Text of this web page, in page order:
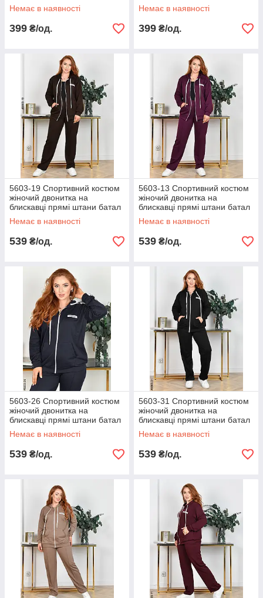
50,52,54,56)
Немає в наявності
399 ₴/од.
50,52,54,56)
Немає в наявності
399 ₴/од.
5603-19 Спортивний костюм
жіночий двонитка на
блискавці прямі штани батал
(4 од: 50,52,54,56)
Немає в наявності
539 ₴/од.
5603-13 Спортивний костюм
жіночий двонитка на
блискавці прямі штани батал
(4 од: 50,52,54,56)
Немає в наявності
539 ₴/од.
5603-26 Спортивний костюм
жіночий двонитка на
блискавці прямі штани батал
(4 од: 50,52,54,56)
Немає в наявності
539 ₴/од.
5603-31 Спортивний костюм
жіночий двонитка на
блискавці прямі штани батал
(4 од: 50,52,54,56)
Немає в наявності
539 ₴/од.